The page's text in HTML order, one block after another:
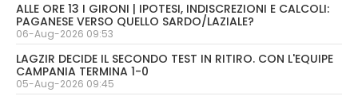
ALLE ORE 13 I GIRONI | IPOTESI, INDISCREZIONI E CALCOLI:
PAGANESE VERSO QUELLO SARDO/LAZIALE?
06-Aug-2026 09:53
LAGZIR DECIDE IL SECONDO TEST IN RITIRO. CON L'EQUIPE
CAMPANIA TERMINA 1-0
05-Aug-2026 09:45